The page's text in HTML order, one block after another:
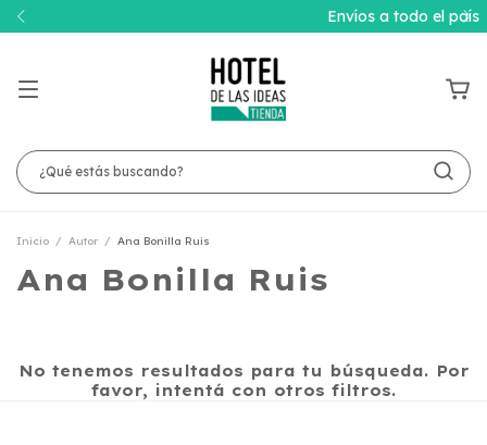
Envíos a todo el país
Inicio / Autor / Ana Bonilla Ruis
Ana Bonilla Ruis
No tenemos resultados para tu búsqueda. Por
favor, intentá con otros filtros.